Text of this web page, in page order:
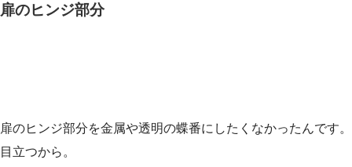
扉のヒンジ部分
扉のヒンジ部分を金属や透明の蝶番にしたくなかったんです。
目立つから。